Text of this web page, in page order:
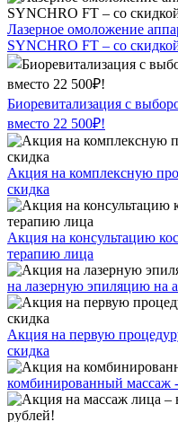
Лазерное омоложение
SYNCHRO FT – со
Биоревитализация с
вместо 22 500₽!
Акция на комплексную
скидка
Акция на консультацию
терапию лица
на лазерную эпиляцию на
Акция на первую
скидка
комбинированный массаж